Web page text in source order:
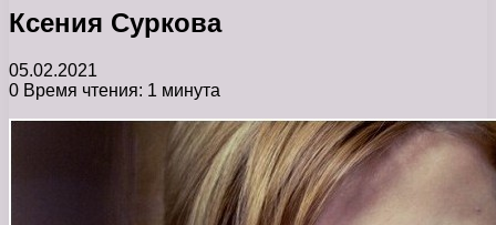
Ксения Суркова
05.02.2021
0 Время чтения: 1 минута